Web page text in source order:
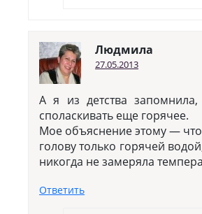
Людмила
27.05.2013
А я из детства
споласкивать еще горячее.
Мое объяснение этому —
голову только горячей
никогда не замеряла
Ответить